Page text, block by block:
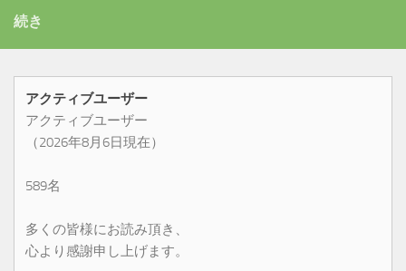
続き
アクティブユーザー
アクティブユーザー
（2026年8月6日現在）
589名
多くの皆様にお読み頂き、
心より感謝申し上げます。